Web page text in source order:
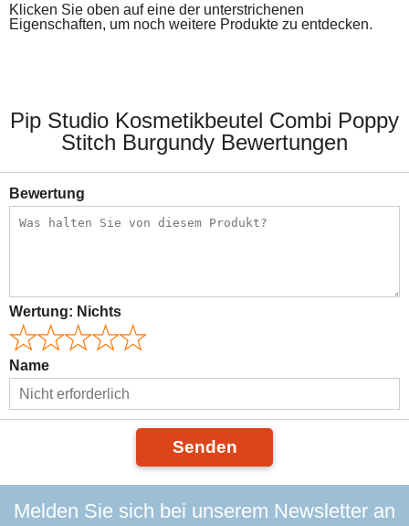
Klicken Sie oben auf eine der unterstrichenen
Eigenschaften, um noch weitere Produkte zu entdecken.
Pip Studio Kosmetikbeutel Combi Poppy
Stitch Burgundy Bewertungen
Bewertung
Wertung: Nichts
Name
Senden
Melden Sie sich bei unserem Newsletter an